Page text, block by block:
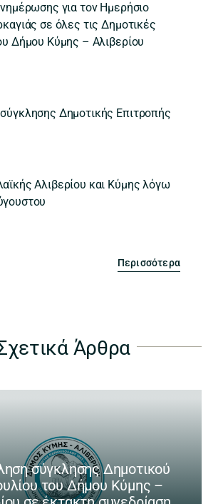
για τον Ημερήσιο
σε όλες τις Δημοτικές
Δήμου Κύμης – Αλιβερίου
Δημοτικής Επιτροπής
Αλιβερίου και Κύμης λόγω
Περισσότερα
Άρθρα
σύγκλησης Δημοτικού
του Δήμου Κύμης –